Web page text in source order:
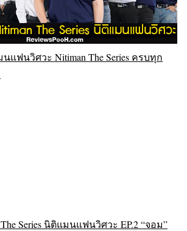
แฟนวิศวะ Nitiman The Series ครบทุก
Series นิติแมนแฟนวิศวะ EP.2 “จอม”